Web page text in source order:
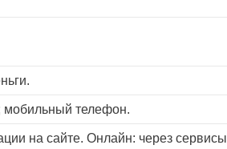
мобильный телефон.
на сайте. Онлайн: через сервисы